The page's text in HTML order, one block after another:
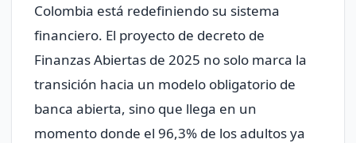
Colombia está redefiniendo su sistema
financiero. El proyecto de decreto de
Finanzas Abiertas de 2025 no solo marca la
transición hacia un modelo obligatorio de
banca abierta, sino que llega en un
momento donde el 96,3% de los adultos ya